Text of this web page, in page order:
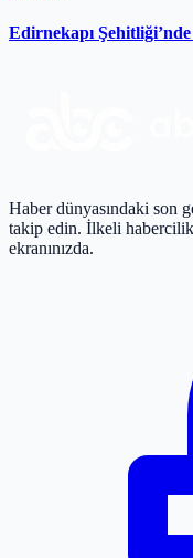
Edirnekapı
Haber dünyasındaki son
takip edin. İlkeli habercilik
ekranınızda.